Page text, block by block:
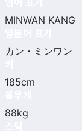
MINWAN KANG
カン・ミンワン
185cm
88kg